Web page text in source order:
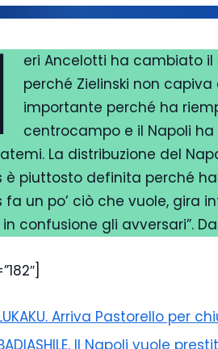
eri Ancelotti ha cambiato
perché Zielinski non
importante perché ha
centrocampo e il Napoli
La distribuzione del
è piuttosto definita perché
fa un po’ ciò che vuole, gira
confusione gli avversari”.
Arriva Pastorello per
Il Napoli vuole